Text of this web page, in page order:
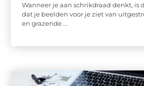
Wanneer je aan schrikdraad denkt, is
dat je beelden voor je ziet van
en grazende ...